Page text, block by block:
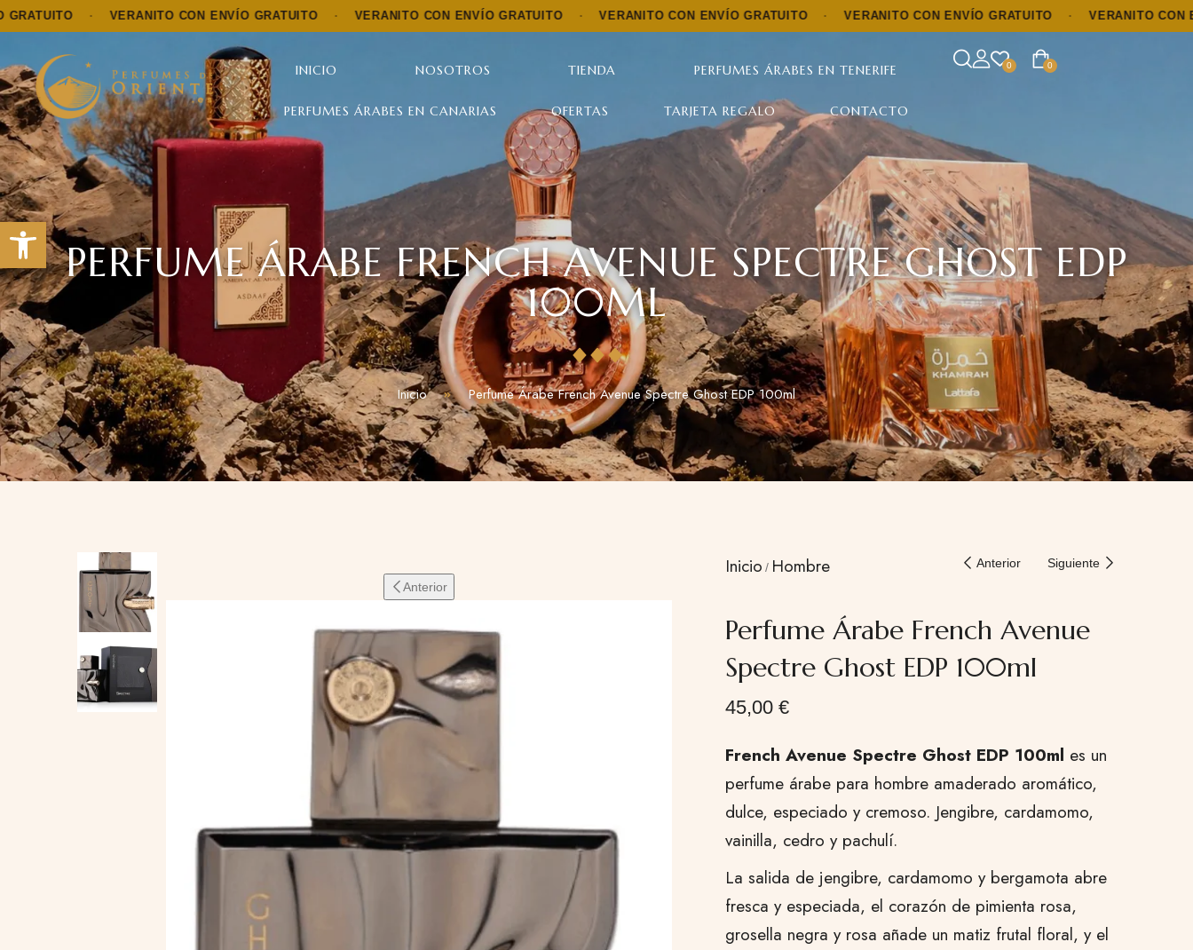
Abrir barra de herramientas
· VERANITO CON ENVÍO GRATUITO · VERANITO CON ENVÍO GRATUITO · VERANITO CON ENVÍO GRATUITO · VERANITO CON ENVÍO GRATUITO · VERANITO CON ENVÍO
INICIO NOSOTROS TIENDA PERFUMES ÁRABES EN TENERIFE
PERFUMES ÁRABES EN CANARIAS OFERTAS TARJETA REGALO CONTACTO
0
0
PERFUME ÁRABE FRENCH AVENUE SPECTRE GHOST EDP
100ML
Inicio Perfume Árabe French Avenue Spectre Ghost EDP 100ml
Anterior
Inicio Hombre Anterior Siguiente
Perfume Árabe French Avenue
Spectre Ghost EDP 100ml
45,00 €
French Avenue Spectre Ghost EDP 100ml es un
perfume árabe para hombre amaderado aromático,
dulce, especiado y cremoso. Jengibre, cardamomo,
vainilla, cedro y pachulí.
La salida de jengibre, cardamomo y bergamota abre
fresca y especiada, el corazón de pimienta rosa,
grosella negra y rosa añade un matiz frutal floral, y el